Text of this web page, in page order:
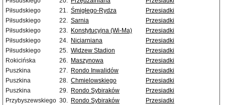
Piłsudskiego
21. Śmigłego-Rydza
Przesiadki
Piłsudskiego
22. Sarnia
Przesiadki
Piłsudskiego
23. Konstytucyjna (Wi-Ma)
Przesiadki
Piłsudskiego
24. Niciarniana
Przesiadki
Piłsudskiego
25. Widzew Stadion
Przesiadki
Rokicińska
26. Maszynowa
Przesiadki
Puszkina
27. Rondo Inwalidów
Przesiadki
Puszkina
28. Chmielowskiego
Przesiadki
Puszkina
29. Rondo Sybiraków
Przesiadki
Przybyszewskiego 30. Rondo Sybiraków
Przesiadki